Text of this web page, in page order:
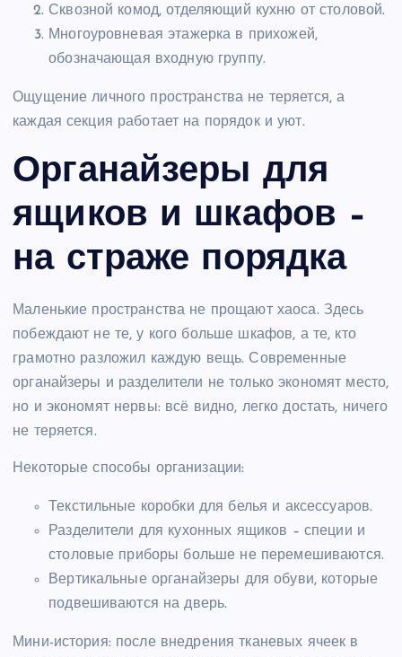
Сквозной комод, отделяющий кухню от столовой.
Многоуровневая этажерка в прихожей,
обозначающая входную группу.
Ощущение личного пространства не теряется, а
каждая секция работает на порядок и уют.
Органайзеры для
ящиков и шкафов –
на страже порядка
Маленькие пространства не прощают хаоса. Здесь
побеждают не те, у кого больше шкафов, а те, кто
грамотно разложил каждую вещь. Современные
органайзеры и разделители не только экономят место,
но и экономят нервы: всё видно, легко достать, ничего
не теряется.
Некоторые способы организации:
Текстильные коробки для белья и аксессуаров.
Разделители для кухонных ящиков – специи и
столовые приборы больше не перемешиваются.
Вертикальные органайзеры для обуви, которые
подвешиваются на дверь.
Мини-история: после внедрения тканевых ячеек в